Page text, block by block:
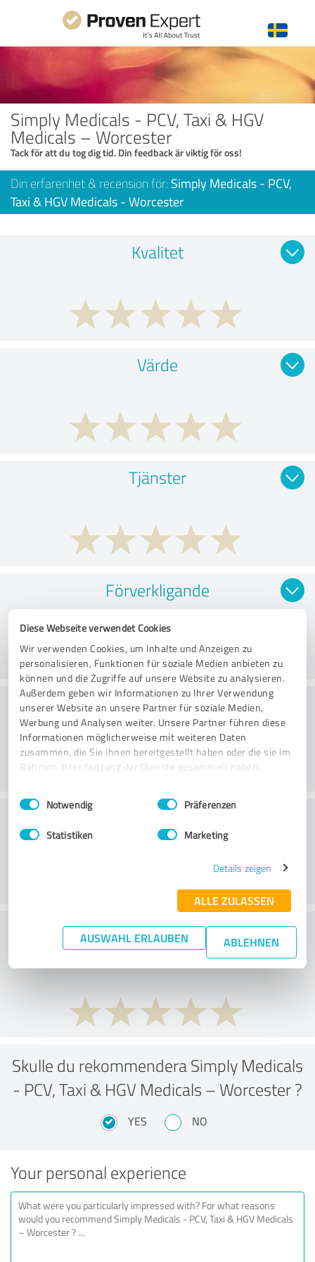
Diese Webseite verwendet Cookies
Wir verwenden Cookies, um Inhalte und Anzeigen zu
personalisieren, Funktionen für soziale Medien anbieten zu
können und die Zugriffe auf unsere Website zu analysieren.
Außerdem geben wir Informationen zu Ihrer Verwendung
unserer Website an unsere Partner für soziale Medien,
Werbung und Analysen weiter. Unsere Partner führen diese
Informationen möglicherweise mit weiteren Daten
zusammen, die Sie ihnen bereitgestellt haben oder die sie im
Rahmen Ihrer Nutzung der Dienste gesammelt haben.
Impressum Datenschutzbestimmungen
Einwilligungsauswahl
Notwendig Präferenzen
Statistiken Marketing
Details zeigen
ALLE ZULASSEN
AUSWAHL ERLAUBEN ABLEHNEN
Simply Medicals - PCV, Taxi & HGV
Medicals – Worcester
Tack för att du tog dig tid. Din feedback är viktig för oss!
Din erfarenhet & recension för: Simply Medicals - PCV,
Taxi & HGV Medicals - Worcester
Kvalitet
Värde
Tjänster
Förverkligande
Rådgivning
Kundservice
What do you think of the price to
performance ratio?
Skulle du rekommendera Simply Medicals
- PCV, Taxi & HGV Medicals – Worcester ?
YES NO
Your personal experience